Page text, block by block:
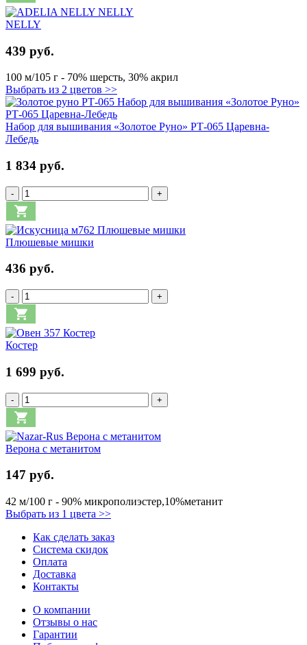
NELLY
439 руб.
100 м/105 г - 70% шерсть, 30% акрил
Выбрать из 2 цветов >>
Набор для вышивания «Золотое Руно» РТ-065 Царевна-
Лебедь
1 834 руб.
- +
Плюшевые мишки
436 руб.
- +
Костер
1 699 руб.
- +
Верона с метанитом
147 руб.
42 м/100 г - 90% микрополиэстер,10%метанит
Выбрать из 1 цвета >>
Как сделать заказ
Система скидок
Оплата
Доставка
Контакты
О компании
Отзывы о нас
Гарантии